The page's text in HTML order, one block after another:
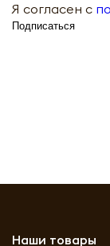
Я согласен с
Подписаться
Наши товары